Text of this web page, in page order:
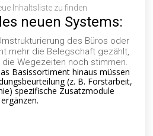
Inhaltsliste zu finden
neuen Systems:
des Büros oder
mehr die Belegschaft gezählt,
Wegezeiten noch stimmen.
Basissortiment hinaus müssen
(z. B. Forstarbeit,
spezifische Zusatzmodule
ergänzen.